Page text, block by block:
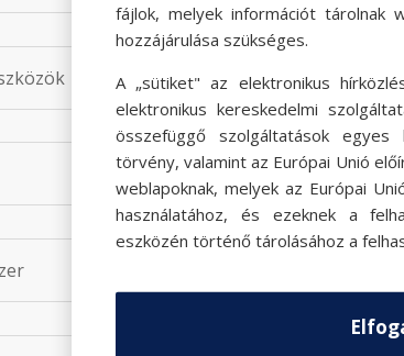
fájlok, melyek információt tárolnak
hozzájárulása szükséges.
A „sütiket" az elektronikus
elektronikus kereskedelmi
összefüggő szolgáltatások
törvény, valamint az Európai Unió
weblapoknak, melyek az Európai
használatához, és ezeknek a
eszközén történő tárolásához a